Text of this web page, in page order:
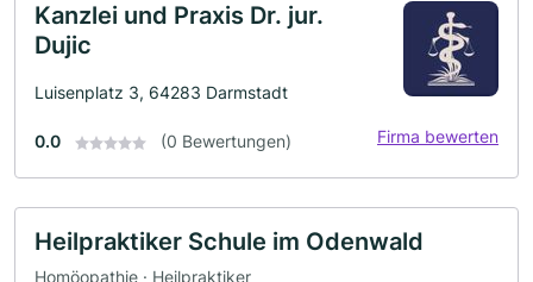
Kanzlei und Praxis Dr. jur.
Dujic
Luisenplatz 3, 64283 Darmstadt
0.0 (0 Bewertungen) Firma bewerten
Heilpraktiker Schule im Odenwald
Homöopathie · Heilpraktiker